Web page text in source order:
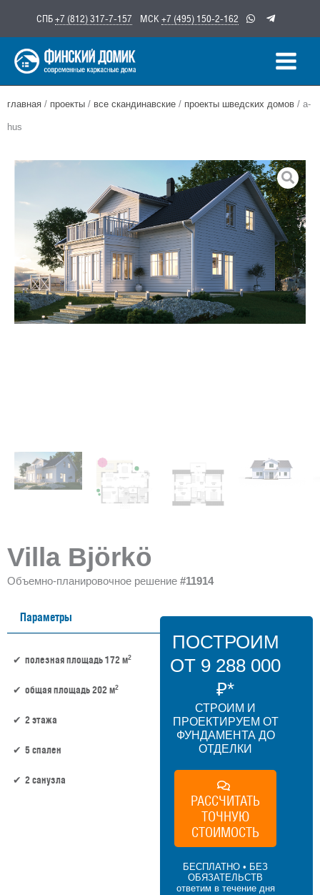
содержимому
СПБ+7 (812) 317-7-157 МСК +7 (495) 150-2-162
главная / проекты / все скандинавские / проекты шведских домов / a-
hus
Villa Björkö
Объемно-планировочное решение #11914
Параметры
полезная площадь 172 м2
общая площадь 202 м2
2 этажа
5 спален
2 санузла
ПОСТРОИМ
ОТ 9 288 000
₽*
СТРОИМ И
ПРОЕКТИРУЕМ ОТ
ФУНДАМЕНТА ДО
ОТДЕЛКИ
РАССЧИТАТЬ
ТОЧНУЮ
СТОИМОСТЬ
БЕСПЛАТНО • БЕЗ
ОБЯЗАТЕЛЬСТВ
ответим в течение дня